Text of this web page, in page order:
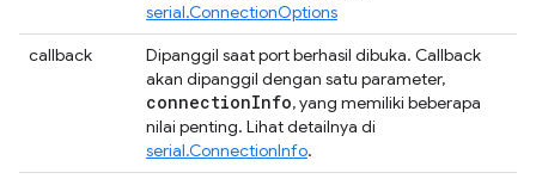
serial.ConnectionOptions
callback
Dipanggil saat port berhasil dibuka. Callback
akan dipanggil dengan satu parameter,
connectionInfo, yang memiliki beberapa
nilai penting. Lihat detailnya di
serial.ConnectionInfo.